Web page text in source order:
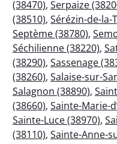
(38470), Serpaize
(38510), Sérézin-de-la-
Septème (38780),
Séchilienne (38220),
(38290), Sassenage
(38260), Salaise-sur-
Salagnon (38890),
(38660), Sainte-Marie-
Sainte-Luce (38970),
(38110), Sainte-Anne-